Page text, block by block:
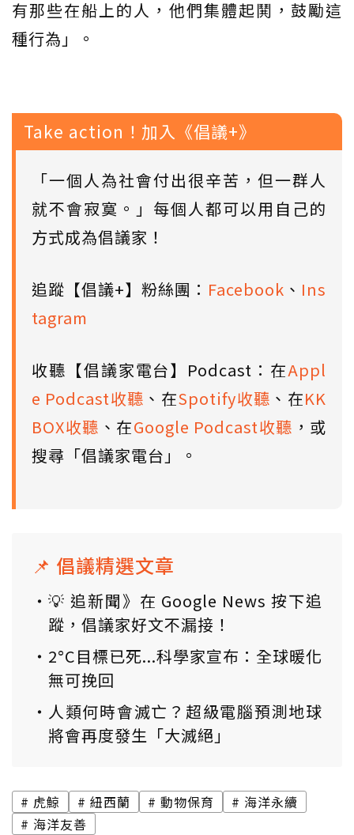
有那些在船上的人，他們集體起鬨，鼓勵這
種行為」。
Take action！加入《倡議+》
「一個人為社會付出很辛苦，但一群人
就不會寂寞。」每個人都可以用自己的
方式成為倡議家！
追蹤【倡議+】粉絲團： Facebook 、 Ins
tagram
收聽【倡議家電台】Podcast：在Appl
e Podcast收聽 、在Spotify收聽 、在KK
BOX收聽 、在Google Podcast收聽 ，或
搜尋「倡議家電台」。
📌 倡議精選文章
💡 追新聞》在 Google News 按下追
蹤，倡議家好文不漏接！
2°C目標已死...科學家宣布：全球暖化
無可挽回
人類何時會滅亡？超級電腦預測地球
將會再度發生「大滅絕」
虎鯨 紐西蘭 動物保育
海洋永續
海洋友善